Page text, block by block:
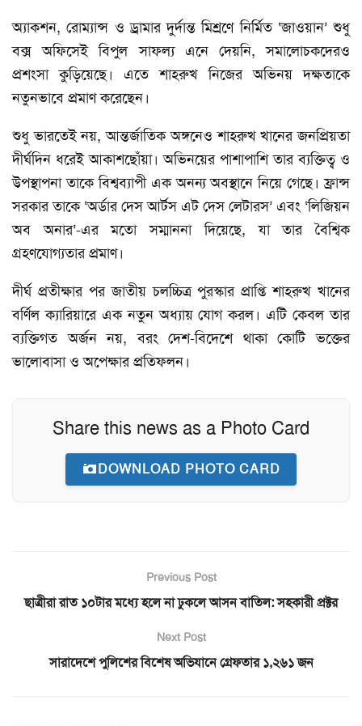
অ্যাকশন, রোম্যান্স ও ড্রামার দুর্দান্ত মিশ্রণে নির্মিত ‘জাওয়ান’ শুধু
বক্স অফিসেই বিপুল সাফল্য এনে দেয়নি, সমালোচকদেরও
প্রশংসা কুড়িয়েছে। এতে শাহরুখ নিজের অভিনয় দক্ষতাকে
নতুনভাবে প্রমাণ করেছেন।
শুধু ভারতেই নয়, আন্তর্জাতিক অঙ্গনেও শাহরুখ খানের জনপ্রিয়তা
দীর্ঘদিন ধরেই আকাশছোঁয়া। অভিনয়ের পাশাপাশি তার ব্যক্তিত্ব ও
উপস্থাপনা তাকে বিশ্বব্যাপী এক অনন্য অবস্থানে নিয়ে গেছে। ফ্রান্স
সরকার তাকে ‘অর্ডার দেস আর্টস এট দেস লেটারস’ এবং ‘লিজিয়ন
অব অনার’-এর মতো সম্মাননা দিয়েছে, যা তার বৈশ্বিক
গ্রহণযোগ্যতার প্রমাণ।
দীর্ঘ প্রতীক্ষার পর জাতীয় চলচ্চিত্র পুরস্কার প্রাপ্তি শাহরুখ খানের
বর্ণিল ক্যারিয়ারে এক নতুন অধ্যায় যোগ করল। এটি কেবল তার
ব্যক্তিগত অর্জন নয়, বরং দেশ-বিদেশে থাকা কোটি ভক্তের
ভালোবাসা ও অপেক্ষার প্রতিফলন।
Share this news as a Photo Card
DOWNLOAD PHOTO CARD
Previous Post
ছাত্রীরা রাত ১০টার মধ্যে হলে না ঢুকলে আসন বাতিল: সহকারী প্রক্টর
Next Post
সারাদেশে পুলিশের বিশেষ অভিযানে গ্রেফতার ১,২৬১ জন